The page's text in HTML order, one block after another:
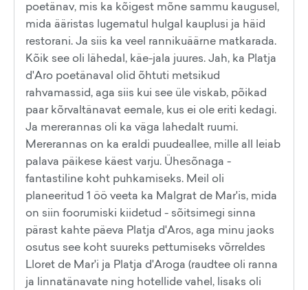
poetänav, mis ka kõigest mõne sammu kaugusel,
mida ääristas lugematul hulgal kauplusi ja häid
restorani. Ja siis ka veel rannikuäärne matkarada.
Kõik see oli lähedal, käe-jala juures. Jah, ka Platja
d'Aro poetänaval olid õhtuti metsikud
rahvamassid, aga siis kui see üle viskab, põikad
paar kõrvaltänavat eemale, kus ei ole eriti kedagi.
Ja mererannas oli ka väga lahedalt ruumi.
Mererannas on ka eraldi puudeallee, mille all leiab
palava päikese käest varju. Ühesõnaga -
fantastiline koht puhkamiseks. Meil oli
planeeritud 1 öö veeta ka Malgrat de Mar'is, mida
on siin foorumiski kiidetud - sõitsimegi sinna
pärast kahte päeva Platja d'Aros, aga minu jaoks
osutus see koht suureks pettumiseks võrreldes
Lloret de Mar'i ja Platja d'Aroga (raudtee oli ranna
ja linnatänavate ning hotellide vahel, lisaks oli